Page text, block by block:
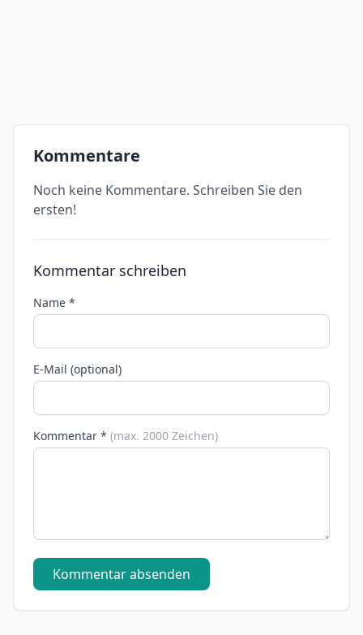
Kommentare
Noch keine Kommentare. Schreiben Sie den
ersten!
Kommentar schreiben
Name *
E-Mail (optional)
Kommentar * (max. 2000 Zeichen)
Kommentar absenden